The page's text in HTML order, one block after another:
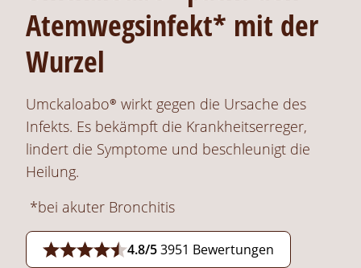
Atemwegsinfekt* mit der
Wurzel
Umckaloabo® wirkt gegen die Ursache des
Infekts. Es bekämpft die Krankheitserreger,
lindert die Symptome und beschleunigt die
Heilung.
*bei akuter Bronchitis
4.8/53951 Bewertungen